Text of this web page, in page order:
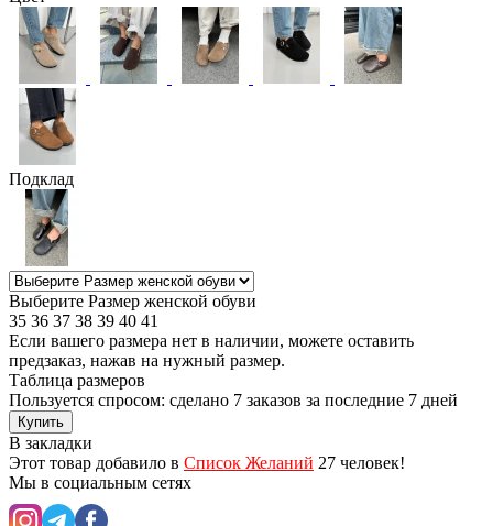
Подклад
Выберите Размер женской обуви
35 36 37 38 39 40 41
Если вашего размера нет в наличии, можете оставить
предзаказ, нажав на нужный размер.
Таблица размеров
Пользуется спросом: сделано 7 заказов за последние 7 дней
Купить
В закладки
Этот товар добавило в Список Желаний 27 человек!
Мы в социальным сетях